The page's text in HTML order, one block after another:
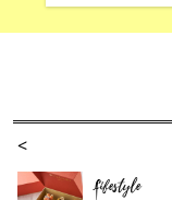
Lifestyle